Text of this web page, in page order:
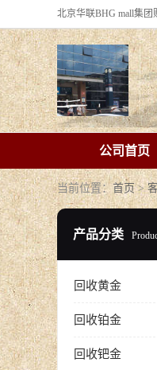
公司首页
当前位置： 首页>
产品分类
回收黄金
回收铂金
回收钯金